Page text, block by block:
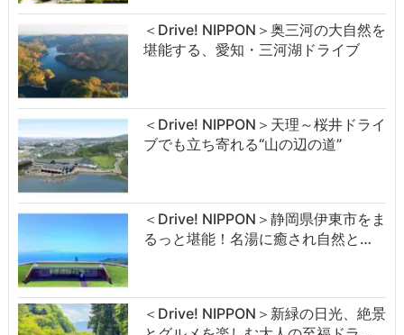
＜Drive! NIPPON＞奥三河の大自然を
堪能する、愛知・三河湖ドライブ
＜Drive! NIPPON＞天理～桜井ドライ
ブでも立ち寄れる“山の辺の道”
＜Drive! NIPPON＞静岡県伊東市をま
るっと堪能！名湯に癒され自然と…
＜Drive! NIPPON＞新緑の日光、絶景